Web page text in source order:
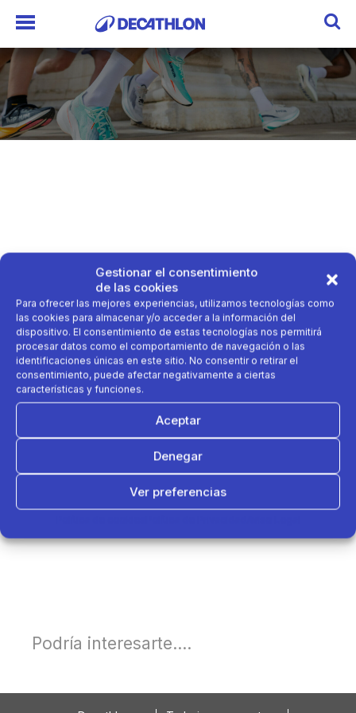
Gestionar el consentimiento
de las cookies
Para ofrecer las mejores experiencias, utilizamos tecnologías como
las cookies para almacenar y/o acceder a la información del
dispositivo. El consentimiento de estas tecnologías nos permitirá
procesar datos como el comportamiento de navegación o las
identificaciones únicas en este sitio. No consentir o retirar el
consentimiento, puede afectar negativamente a ciertas
características y funciones.
Aceptar
Denegar
Ver preferencias
Podría interesarte....